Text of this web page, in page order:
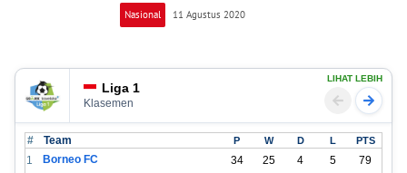
Nasional 11 Agustus 2020
Liga 1
Klasemen
LIHAT LEBIH
# Team P W D L PTS
1 Borneo FC 34 25 4 5
79